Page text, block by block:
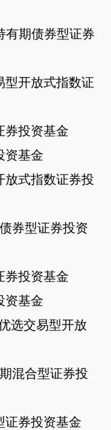
有期债券型证券
型开放式指数证
券投资基金
资基金
放式指数证券投
券型证券投资
券投资基金
资基金
选交易型开放
混合型证券投
证券投资基金